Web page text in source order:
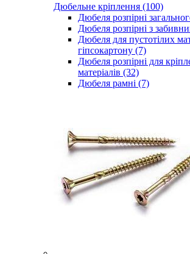
Дюбельне кріплення (100)
Дюбеля розпірні
Дюбеля розпірні з
Дюбеля для пустотілих
гіпсокартону (7)
Дюбеля розпірні для
матеріалів (32)
Дюбеля рамні (7)